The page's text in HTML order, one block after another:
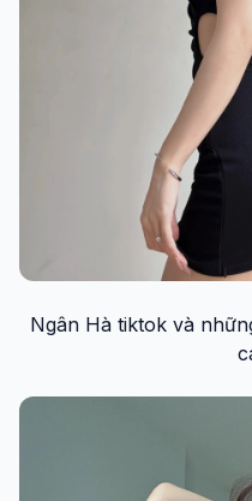
Ngân Hà tiktok và